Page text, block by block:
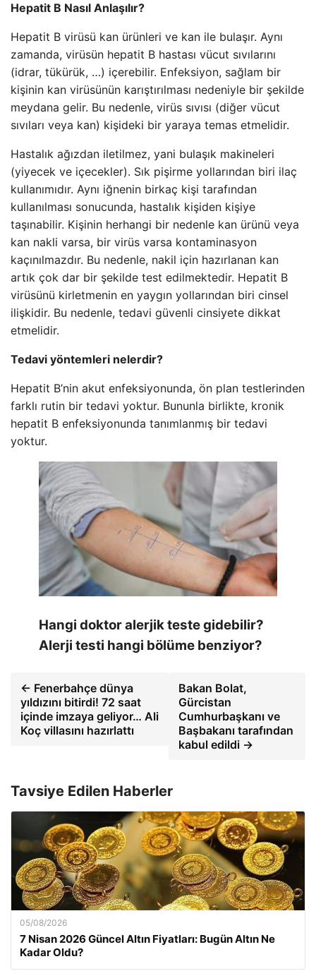
Hepatit B Nasıl Anlaşılır?
Hepatit B virüsü kan ürünleri ve kan ile bulaşır. Aynı
zamanda, virüsün hepatit B hastası vücut sıvılarını
(idrar, tükürük, …) içerebilir. Enfeksiyon, sağlam bir
kişinin kan virüsünün karıştırılması nedeniyle bir şekilde
meydana gelir. Bu nedenle, virüs sıvısı (diğer vücut
sıvıları veya kan) kişideki bir yaraya temas etmelidir.
Hastalık ağızdan iletilmez, yani bulaşık makineleri
(yiyecek ve içecekler). Sık pişirme yollarından biri ilaç
kullanımıdır. Aynı iğnenin birkaç kişi tarafından
kullanılması sonucunda, hastalık kişiden kişiye
taşınabilir. Kişinin herhangi bir nedenle kan ürünü veya
kan nakli varsa, bir virüs varsa kontaminasyon
kaçınılmazdır. Bu nedenle, nakil için hazırlanan kan
artık çok dar bir şekilde test edilmektedir. Hepatit B
virüsünü kirletmenin en yaygın yollarından biri cinsel
ilişkidir. Bu nedenle, tedavi güvenli cinsiyete dikkat
etmelidir.
Tedavi yöntemleri nelerdir?
Hepatit B’nin akut enfeksiyonunda, ön plan testlerinden
farklı rutin bir tedavi yoktur. Bununla birlikte, kronik
hepatit B enfeksiyonunda tanımlanmış bir tedavi
yoktur.
Hangi doktor alerjik teste gidebilir?
Alerji testi hangi bölüme benziyor?
← Fenerbahçe dünya
yıldızını bitirdi! 72 saat
içinde imzaya geliyor… Ali
Koç villasını hazırlattı
Bakan Bolat,
Gürcistan
Cumhurbaşkanı ve
Başbakanı tarafından
kabul edildi →
Tavsiye Edilen Haberler
05/08/2026
7 Nisan 2026 Güncel Altın Fiyatları: Bugün Altın Ne
Kadar Oldu?